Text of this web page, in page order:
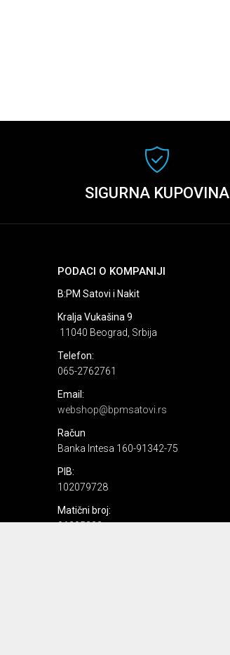
SIGURNA KUPOVINA
PODACI O KOMPANIJI
B:PM Satovi i Nakit
Kralja Vukašina 9
11040 Beograd, Srbija
Telefon:
065-2762761
Email:
webshop@bpmsatovi.rs
Račun
Banka Intesa 160-91342-75
PIB:
102079728
Matični broj:
06205232